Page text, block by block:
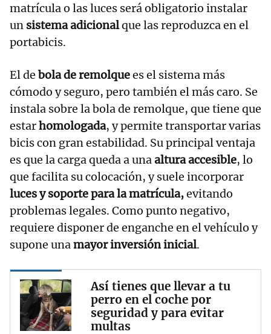
matrícula o las luces será obligatorio instalar
un sistema adicionalque las reproduzca en el
portabicis.
El de bola de remolquees el sistema más
cómodo y seguro, pero también el más caro. Se
instala sobre la bola de remolque, que tiene que
estarhomologada, y permite transportar varias
bicis con gran estabilidad. Su principal ventaja
es que la carga queda a unaaltura accesible, lo
que facilita su colocación, y suele incorporar
luces y soporte para la matrícula,evitando
problemas legales. Como punto negativo,
requiere disponer de enganche en el vehículo y
supone unamayor inversión inicial.
Así tienes que llevar a tu
perro en el coche por
seguridad y para evitar
multas